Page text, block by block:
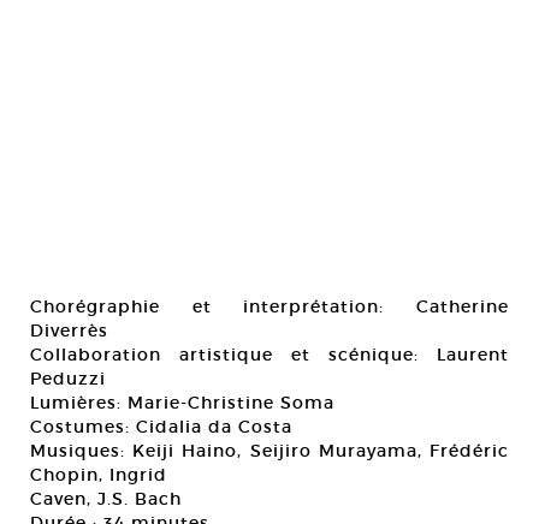
Chorégraphie et interprétation: Catherine
Diverrès
Collaboration artistique et scénique: Laurent
Peduzzi
Lumières: Marie-Christine Soma
Costumes: Cidalia da Costa
Musiques: Keiji Haino, Seijiro Murayama, Frédéric
Chopin, Ingrid
Caven, J.S. Bach